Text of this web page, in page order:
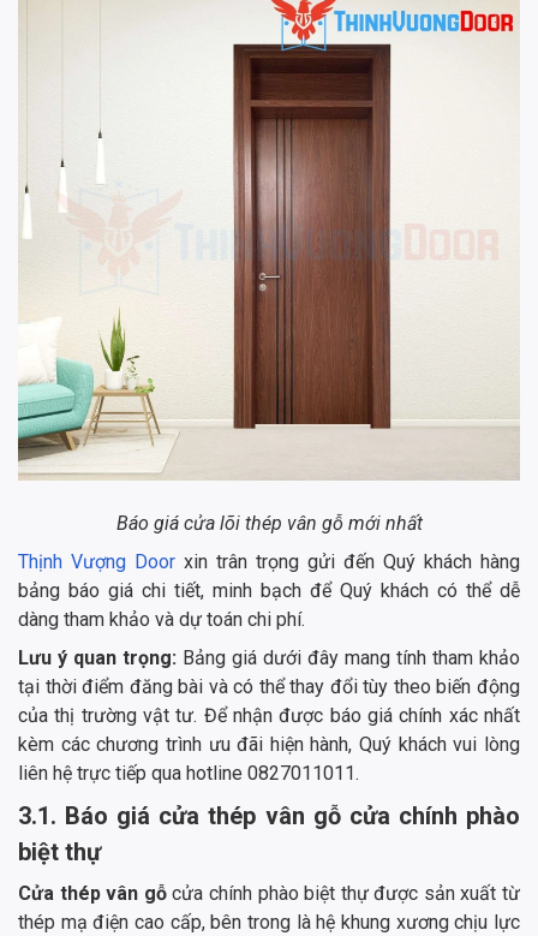
Báo giá cửa lõi thép vân gỗ mới nhất
Thịnh Vượng Door xin trân trọng gửi đến Quý khách hàng
bảng báo giá chi tiết, minh bạch để Quý khách có thể dễ
dàng tham khảo và dự toán chi phí.
Lưu ý quan trọng: Bảng giá dưới đây mang tính tham khảo
tại thời điểm đăng bài và có thể thay đổi tùy theo biến động
của thị trường vật tư. Để nhận được báo giá chính xác nhất
kèm các chương trình ưu đãi hiện hành, Quý khách vui lòng
liên hệ trực tiếp qua hotline 0827011011.
3.1. Báo giá cửa thép vân gỗ cửa chính phào
biệt thự
Cửa thép vân gỗcửa chính phào biệt thự được sản xuất từ
thép mạ điện cao cấp, bên trong là hệ khung xương chịu lực